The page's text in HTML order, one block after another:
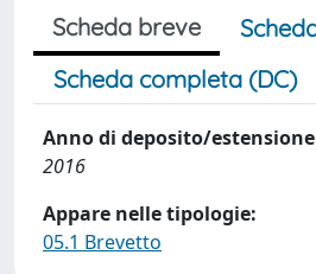
Scheda breve
Scheda completa (DC)
Anno di deposito/estensione
2016
Appare nelle tipologie:
05.1 Brevetto